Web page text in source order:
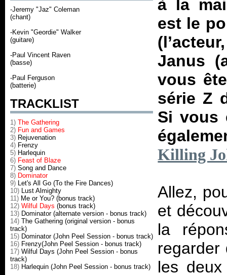
-Jeremy "Jaz" Coleman
(chant)
-Kevin "Geordie" Walker
(guitare)
-Paul Vincent Raven
(basse)
-Paul Ferguson
(batterie)
TRACKLIST
1) The Gathering
2) Fun and Games
3) Rejuvenation
4) Frenzy
5) Harlequin
6) Feast of Blaze
7) Song and Dance
8) Dominator
9) Let's All Go (To the Fire Dances)
10) Lust Almighty
11) Me or You? (bonus track)
12) Wilful Days (bonus track)
13) Dominator (alternate version - bonus track)
14) The Gathering (original version - bonus
track)
15) Dominator (John Peel Session - bonus track)
16) Frenzy(John Peel Session - bonus track)
17) Wilful Days (John Peel Session - bonus
track)
18) Harlequin (John Peel Session - bonus track)
à la
est le
Janus
vous
série Z
Si vous
Killing
Allez,
et
la
regarder
les